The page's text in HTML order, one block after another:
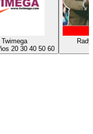
Twimega
20 30 40 50 60